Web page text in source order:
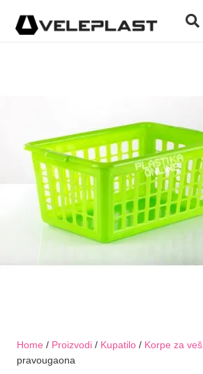
Home / Proizvodi / Kupatilo / Korpe za veš
pravougaona